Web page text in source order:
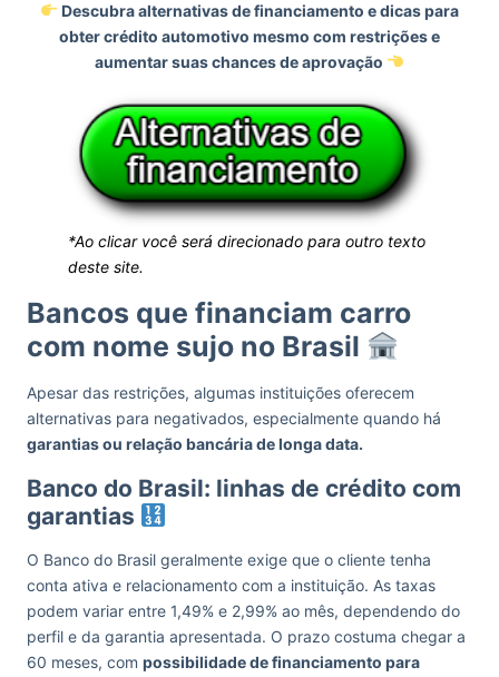
Descubra alternativas de financiamento e dicas para
obter crédito automotivo mesmo com restrições e
aumentar suas chances de aprovação
*Ao clicar você será direcionado para outro texto
deste site.
Bancos que financiam carro
com nome sujo no Brasil
Apesar das restrições, algumas instituições oferecem
alternativas para negativados, especialmente quando há
garantias ou relação bancária de longa data.
Banco do Brasil: linhas de crédito com
garantias
O Banco do Brasil geralmente exige que o cliente tenha
conta ativa e relacionamento com a instituição. As taxas
podem variar entre 1,49% e 2,99% ao mês, dependendo do
perfil e da garantia apresentada. O prazo costuma chegar a
60 meses, com possibilidade de financiamento para